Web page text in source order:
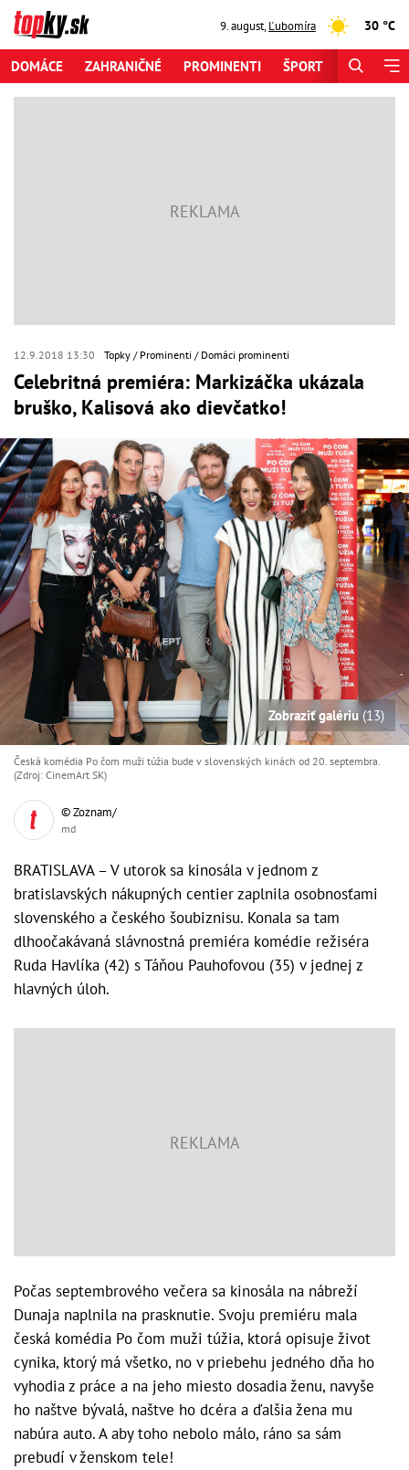
9. august,Ľubomíra 30 °C
DOMÁCE ZAHRANIČNÉ PROMINENTI ŠPORT
12.9.2018 13:30 Topky Prominenti Domáci prominenti
Celebritná premiéra: Markizáčka ukázala
bruško, Kalisová ako dievčatko!
Zobraziť galériu (13)
Česká komédia Po čom muži túžia bude v slovenských kinách od 20. septembra.
(Zdroj: CinemArt SK)
© Zoznam/
md
BRATISLAVA – V utorok sa kinosála v jednom z
bratislavských nákupných centier zaplnila osobnosťami
slovenského a českého šoubiznisu. Konala sa tam
dlhoočakávaná slávnostná premiéra komédie režiséra
Ruda Havlíka (42) s Táňou Pauhofovou (35) v jednej z
hlavných úloh.
Počas septembrového večera sa kinosála na nábreží
Dunaja naplnila na prasknutie. Svoju premiéru mala
česká komédia Po čom muži túžia, ktorá opisuje život
cynika, ktorý má všetko, no v priebehu jedného dňa ho
vyhodia z práce a na jeho miesto dosadia ženu, navyše
ho naštve bývalá, naštve ho dcéra a ďalšia žena mu
nabúra auto. A aby toho nebolo málo, ráno sa sám
prebudí v ženskom tele!